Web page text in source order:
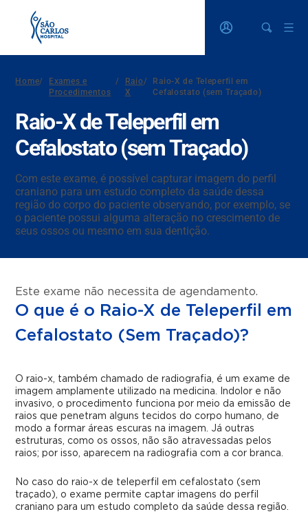
Home/
Exames e
Procedimentos
/
Raio
X
/
Raio-X de Teleperfil em
Cefalostato (sem Traçado)
Raio-X de Teleperfil em
Cefalostato (sem Traçado)
Com este exame, é possível capturar imagem do perfil
craniano para um estudo completo da saúde dessa
região do corpo do paciente observando, por exemplo, se
o paciente possui alguma alteração no crescimento de
seus ossos ou mesmo em sua dentição.
Este exame não necessita de agendamento.
O que é o Raio-X de Teleperfil em
Cefalostato (Sem Traçado)?
O raio-x, também chamado de radiografia, é um exame de
imagem amplamente utilizado na medicina. Indolor e não
invasivo, o procedimento funciona por meio da emissão de
raios que penetram alguns tecidos do corpo humano, de
modo a formar áreas escuras na imagem. Já outras
estruturas, como os ossos, não são atravessadas pelos
raios; por isso, aparecem na radiografia com a cor branca.
No caso do raio-x de teleperfil em cefalostato (sem
traçado), o exame permite captar imagens do perfil
craniano para um estudo completo da saúde dessa região.